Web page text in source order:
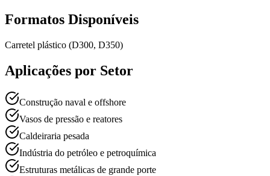
Formatos Disponíveis
Carretel plástico (D300, D350)
Aplicações por Setor
Construção naval e offshore
Vasos de pressão e reatores
Caldeiraria pesada
Indústria do petróleo e petroquímica
Estruturas metálicas de grande porte